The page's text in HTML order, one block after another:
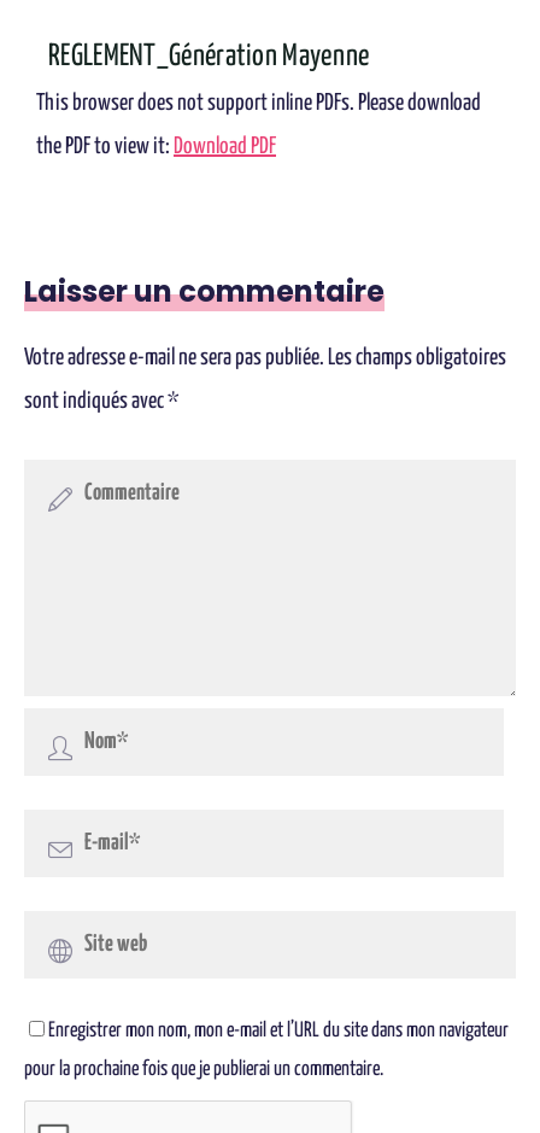
REGLEMENT_Génération Mayenne
This browser does not support inline PDFs. Please download
the PDF to view it: Download PDF
Laisser un commentaire
Votre adresse e-mail ne sera pas publiée. Les champs obligatoires
sont indiqués avec*
Enregistrer mon nom, mon e-mail et l’URL du site dans mon navigateur
pour la prochaine fois que je publierai un commentaire.